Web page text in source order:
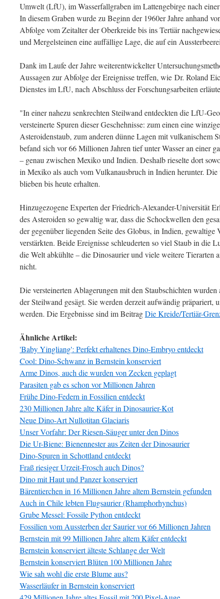
Umwelt (LfU), im Wasserfallgraben im Lattengebirge nach
In diesem Graben wurde zu Beginn der 1960er Jahre anhand
Abfolge vom Zeitalter der Oberkreide bis ins Tertiär
und Mergelsteinen eine auffällige Lage, die auf ein
Dank im Laufe der Jahre weiterentwickelter
Aussagen zur Abfolge der Ereignisse treffen, wie Dr. Roland
Dienstes im LfU, nach Abschluss der Forschungsarbeiten
"In einer nahezu senkrechten Steilwand entdeckten die LfU-
versteinerte Spuren dieser Geschehnisse: zum einen eine
Asteroidenstaub, zum anderen dünne Lagen mit vulkanischem
befand sich vor 66 Millionen Jahren tief unter Wasser an einer
– genau zwischen Mexiko und Indien. Deshalb rieselte dort
in Mexiko als auch vom Vulkanausbruch in Indien herunter. Die
blieben bis heute erhalten.
Hinzugezogene Experten der Friedrich-Alexander-Universität
des Asteroiden so gewaltig war, dass die Schockwellen den
der gegenüber liegenden Seite des Globus, in Indien, gewaltige
verstärkten. Beide Ereignisse schleuderten so viel Staub in die
die Welt abkühlte – die Dinosaurier und viele weitere Tierarten
nicht.
Die versteinerten Ablagerungen mit den Staubschichten
der Steilwand gesägt. Sie werden derzeit aufwändig präpariert,
werden. Die Ergebnisse sind im BeitragDie Kreide/Tertiär-
Ähnliche Artikel:
'Baby Yingliang': Perfekt erhaltenes Dino-Embryo entdeckt
Cool: Dino-Schwanz in Bernstein konserviert
Arme Dinos, auch die wurden von Zecken geplagt
Parasiten gab es schon vor Millionen Jahren
Frühe Dino-Federn in Fossilien entdeckt
230 Millionen Jahre alte Käfer in Dinosaurier-Kot
Neue Dino-Art Nullotitan Glaciaris
Unser Vorfahr: Der Riesen-Säuger unter den Dinos
Die Ur-Biene: Bienennester aus Zeiten der Dinosaurier
Dino-Spuren in Schottland entdeckt
Fraß riesiger Urzeit-Frosch auch Dinos?
Dino mit Haut und Panzer konserviert
Bärentierchen in 16 Millionen Jahre altem Bernstein gefunden
Auch in Chile lebten Flugsaurier (Rhamphorhynchus)
Grube Messel: Fossile Python entdeckt
Fossilien vom Aussterben der Saurier vor 66 Millionen Jahren
Bernstein mit 99 Millionen Jahre altem Käfer entdeckt
Bernstein konserviert älteste Schlange der Welt
Bernstein konserviert Blüten 100 Millionen Jahre
Wie sah wohl die erste Blume aus?
Wasserläufer in Bernstein konserviert